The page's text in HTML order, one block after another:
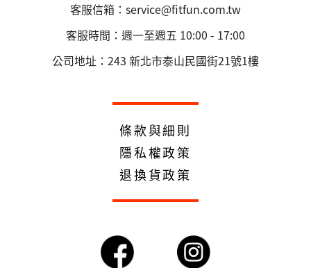
客服信箱：service@fitfun.com.tw
客服時間：週一至週五 10:00 - 17:00
公司地址：243 新北市泰山民國街21號1樓
條款與細則
隱私權政策
退換貨政策